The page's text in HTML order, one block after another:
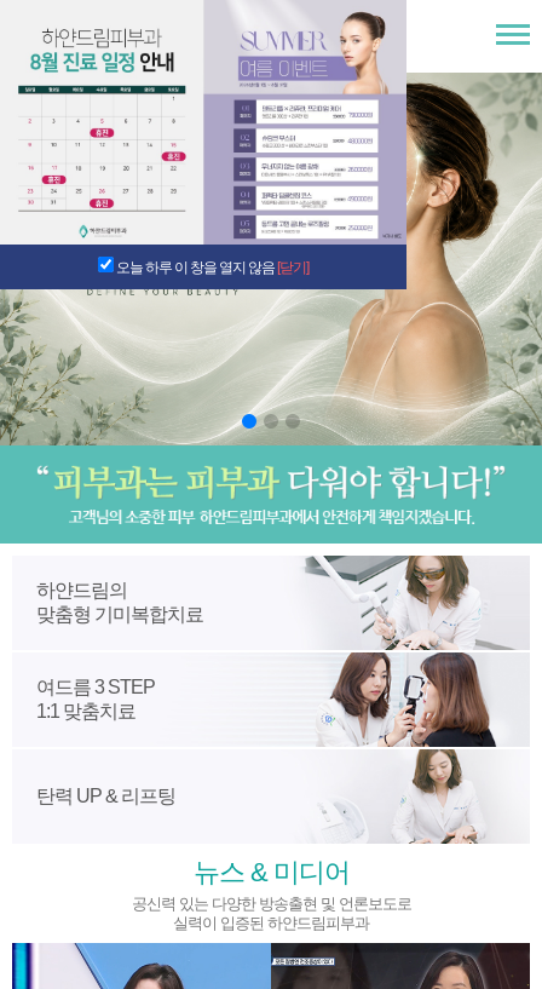
하얀드림의
맞춤형 기미복합치료
여드름 3 STEP
1:1 맞춤치료
탄력 UP & 리프팅
뉴스 & 미디어
공신력 있는 다양한 방송출현 및 언론보도로
실력이 입증된 하얀드림피부과
오늘 하루 이 창을 열지 않음 [닫기]